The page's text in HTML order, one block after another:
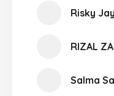
Risky
RIZAL
Salma